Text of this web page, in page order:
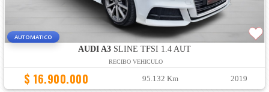
AUTOMATICO
AUDI A3SLINE TFSI 1.4 AUT
RECIBO VEHICULO
$ 16.900.000 95.132 Km 2019